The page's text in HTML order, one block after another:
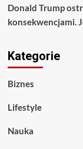
Donald Trump
konsekwencjami.
Kategorie
Biznes
Lifestyle
Nauka